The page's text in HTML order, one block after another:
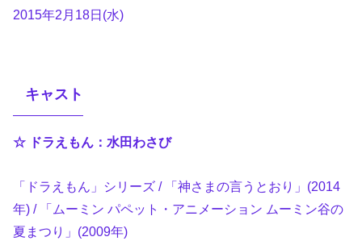
2015年2月18日(水)
キャスト
☆ ドラえもん：水田わさび
「ドラえもん」シリーズ / 「神さまの言うとおり」(2014
年) / 「ムーミン パペット・アニメーション ムーミン谷の
夏まつり」(2009年)